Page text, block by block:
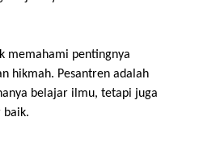
memahami pentingnya
hikmah. Pesantren adalah
belajar ilmu, tetapi juga
baik.